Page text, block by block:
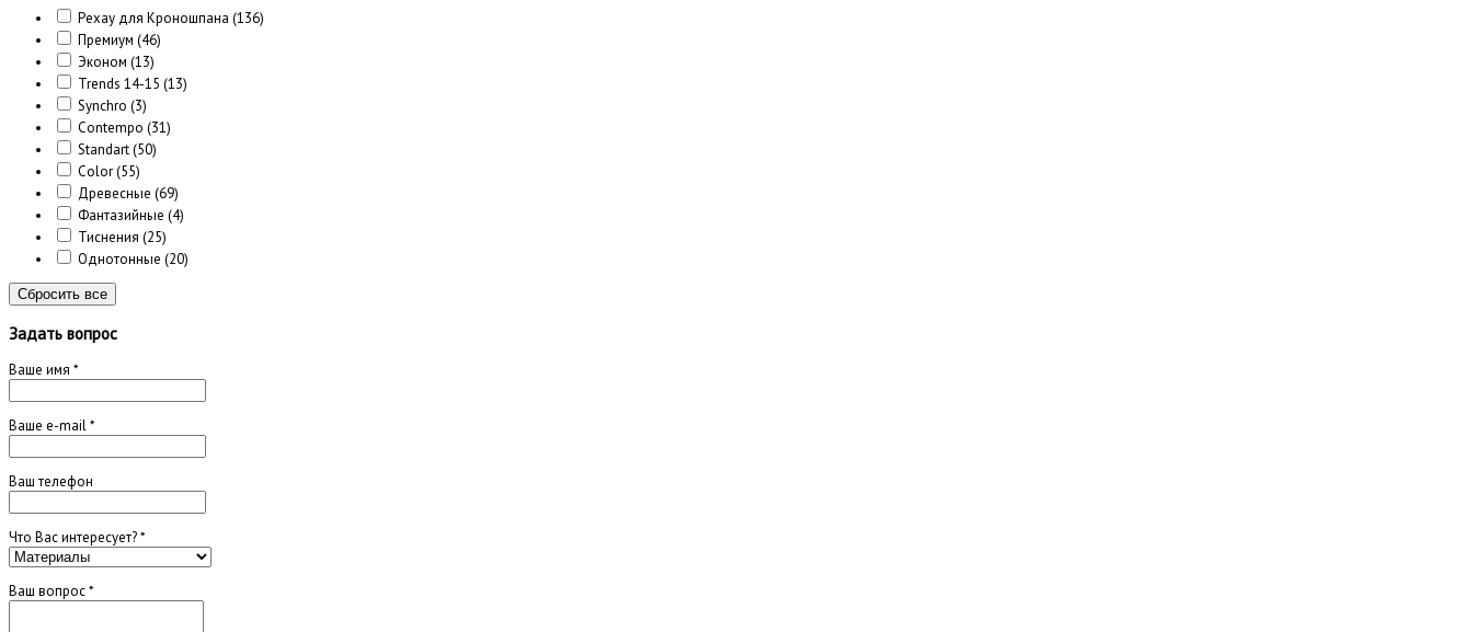
Рехау для Кроношпана (136)
Премиум (46)
Эконом (13)
Trends 14-15 (13)
Synchro (3)
Contempo (31)
Standart(50)
Color(55)
Древесные (69)
Фантазийные (4)
Тиснения (25)
Однотонные (20)
Сбросить все
Задать вопрос
Ваше имя *
Ваше e-mail*
Ваш телефон
Что Вас интересует?*
Ваш вопрос*